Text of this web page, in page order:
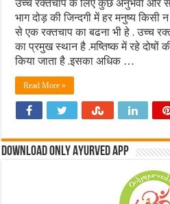
उच्च रक्तचाप के लिए कुछ अनुभवी
भाग दोड़ की जिन्दगी में हर मनुष्य किसी
से एक रक्तचाप का बढना भी हे . उच्च
का प्रमुख स्थान है .मष्तिष्क में रहे दोषों
किया जाता है .इसका अधिक …
Read More »
Download Only Ayurved App